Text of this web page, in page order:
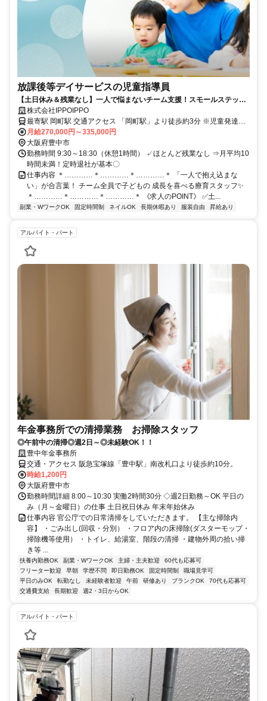
放課後等デイサービスの児童指導員
【土日休み＆残業なし】一人で悩まないチーム支援！スモールステップ
で子どもの成長を喜べる療育スタッフ
株式会社IPPOIPPO
最寄駅 岡町駅 交通アクセス 「岡町駅」より徒歩約3分 ※児童発達支
援・放課後等デイサービス IPPOIPPOでの勤務となります
月給270,000円～335,000円
大阪府豊中市
勤務時間 9:30～18:30（休憩1時間） ✓ほとんど残業なし ⇒月平均10
時間未満！定時退社が基本〇
仕事内容 ＊…………＊…………＊…………＊ 「一人で抱え込まな
い」が合言葉！ チーム全員で子どもの 成長を喜べる療育スタッフ✨
＊…………＊…………＊…………＊ 《求人のPOINT》 ✅土...
副業・WワークOK 固定時間制 ネイルOK 長期休暇あり 服装自由 昇給あり
アルバイト・パート
年金事務所での清掃業務 お掃除スタッフ
◎午前中の清掃◎週2日～◎未経験OK！！
豊中年金事務所
交通・アクセス 阪急宝塚線「豊中駅」南改札口より徒歩約10分。
時給1,200円
大阪府豊中市
勤務時間詳細 8:00～10:30 実働2時間30分 ◇週2日勤務～OK 平日の
み（月～金曜日）の仕事 土日祝日休み 年末年始休み
仕事内容 官公庁での日常清掃をしていただきます。 【主な掃除内
容】 ・ごみ出し(回収・分別） ・フロア内の床掃除(ダスターモップ・
掃除機等使用） ・トイレ、給湯室、階段の清掃 ・建物外周の拾い掃
き等 ...
扶養内勤務OK 副業・WワークOK 主婦・主夫歓迎
60代も応募可
フリーター歓迎
早朝 学歴不問 即日勤務OK 固定時間制
職場見学可
平日のみOK
転勤なし 未経験者歓迎 午前 研修あり ブランクOK
70代も応募可
交通費支給
長期歓迎 週2・3日からOK
アルバイト・パート